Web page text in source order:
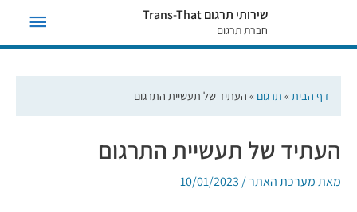
שירותי תרגום Trans-That
חברת תרגום
ראשי
דף הבית » תרגום » העתיד של תעשיית התרגום
העתיד של תעשיית התרגום
מאתמערכת האתר/
10/01/2023